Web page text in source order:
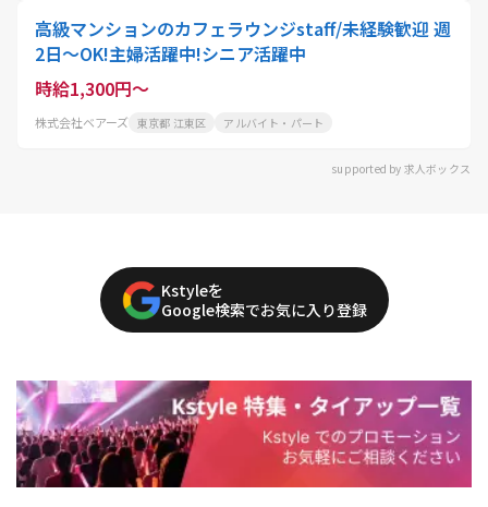
高級マンションのカフェラウンジstaff/未経験歓迎 週
2日～OK!主婦活躍中!シニア活躍中
時給1,300円～
株式会社ベアーズ 東京都 江東区 アルバイト・パート
supported by 求人ボックス
Kstyleを
Google検索でお気に入り登録